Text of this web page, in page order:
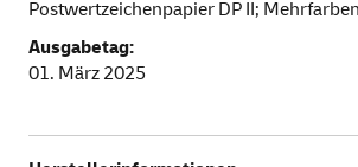
Postwertzeichenpapier DP II;
Ausgabetag:
01. März 2025